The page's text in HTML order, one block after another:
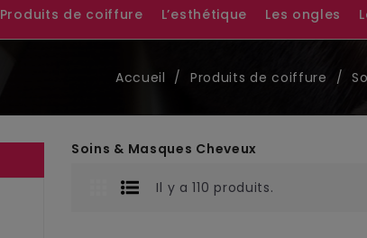
Produits de coiffure L’esthétique Les ongles
Accueil Produits de coiffure
Soins & Masques Cheveux
Il y a 110 produits.